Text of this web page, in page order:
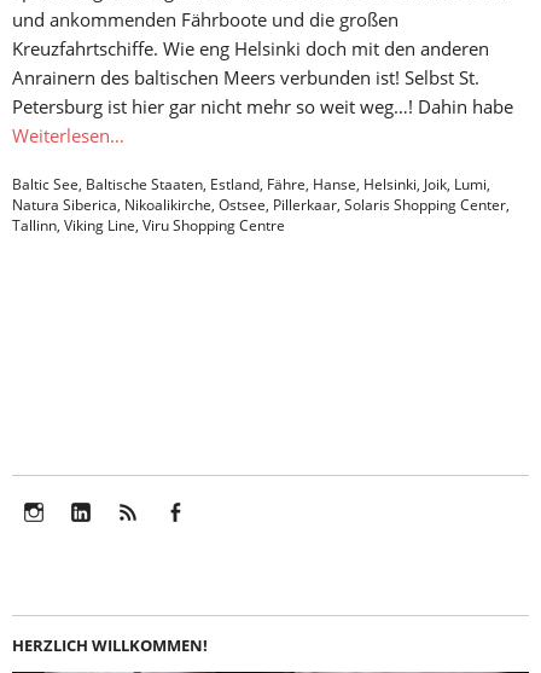
und ankommenden Fährboote und die großen
Kreuzfahrtschiffe. Wie eng Helsinki doch mit den anderen
Anrainern des baltischen Meers verbunden ist! Selbst St.
Petersburg ist hier gar nicht mehr so weit weg…! Dahin habe
Weiterlesen…
Baltic See, Baltische Staaten, Estland, Fähre, Hanse, Helsinki, Joik, Lumi,
Natura Siberica, Nikoalikirche, Ostsee, Pillerkaar, Solaris Shopping Center,
Tallinn, Viking Line, Viru Shopping Centre
HERZLICH WILLKOMMEN!